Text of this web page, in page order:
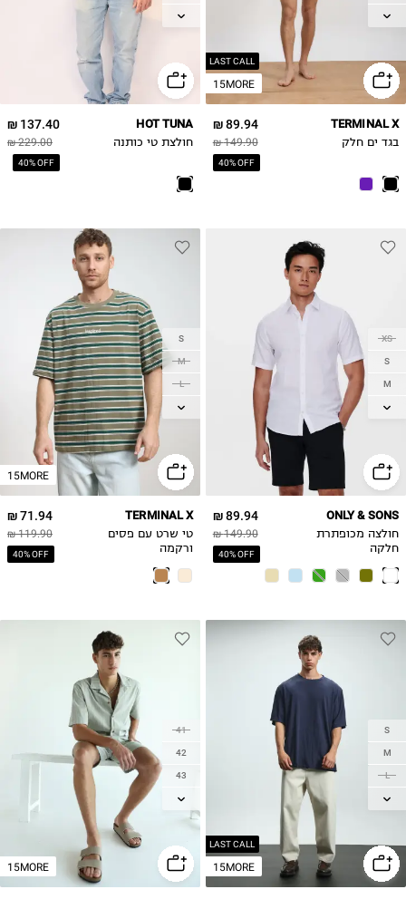
LAST CALL
15MORE
XL
89.94 ₪
149.90 ₪
40% OFF
TERMINAL X
בגד ים חלק
XL
137.40 ₪
229.00 ₪
40% OFF
HOT TUNA
חולצת טי כותנה
XS
S
M
L
89.94 ₪
149.90 ₪
40% OFF
ONLY & SONS
חולצה מכופתרת
חלקה
15MORE
S
M
L
XL
71.94 ₪
119.90 ₪
40% OFF
TERMINAL X
טי שרט עם פסים
ורקמה
LAST CALL
15MORE
S
M
L
XL
15MORE
41
42
43
44
46